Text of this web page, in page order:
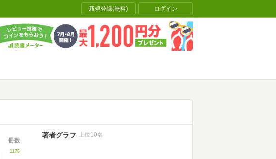
新規登録(無料) ログイン
1176
冊数
著者グラフ 上位10名